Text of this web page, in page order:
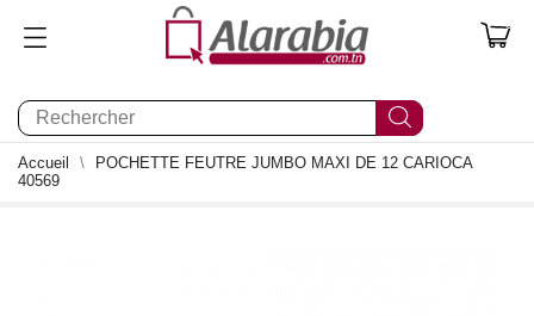
0
Accueil
POCHETTE FEUTRE JUMBO MAXI DE 12 CARIOCA
40569